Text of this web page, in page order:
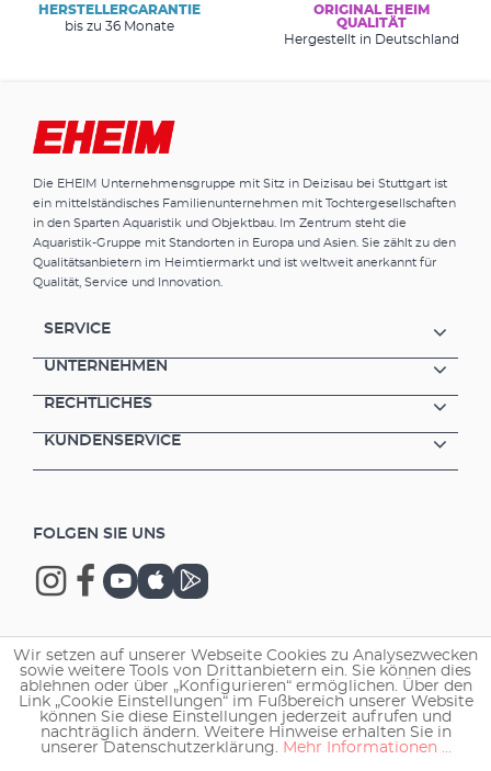
HERSTELLERGARANTIE
bis zu 36 Monate
ORIGINAL EHEIM
QUALITÄT
Hergestellt in Deutschland
Die EHEIM Unternehmensgruppe mit Sitz in Deizisau bei Stuttgart ist
ein mittelständisches Familienunternehmen mit Tochtergesellschaften
in den Sparten Aquaristik und Objektbau. Im Zentrum steht die
Aquaristik-Gruppe mit Standorten in Europa und Asien. Sie zählt zu den
Qualitätsanbietern im Heimtiermarkt und ist weltweit anerkannt für
Qualität, Service und Innovation.
SERVICE
UNTERNEHMEN
RECHTLICHES
KUNDENSERVICE
FOLGEN SIE UNS
Copyright © 2026 EHEIM GmbH & Co. KG.
Wir setzen auf unserer Webseite Cookies zu Analysezwecken
sowie weitere Tools von Drittanbietern ein. Sie können dies
ablehnen oder über „Konfigurieren“ ermöglichen. Über den
Link „Cookie Einstellungen“ im Fußbereich unserer Website
können Sie diese Einstellungen jederzeit aufrufen und
nachträglich ändern. Weitere Hinweise erhalten Sie in
unserer Datenschutzerklärung. Mehr Informationen ...